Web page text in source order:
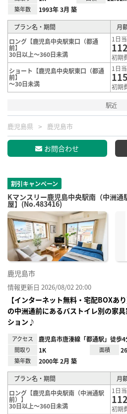
築年数 1993年 3月 築
プラン名・期間
月
ロング【鹿児島中央駅東口（都通
前】
30日以上～360日未満
1日
初期
ショート【鹿児島中央駅東口（都通
前】
～30日未満
1日
初期
駅近
鹿児島県 鹿児島市
お問合わせ
割引キャンペーン
Kマンスリー鹿児島中央駅南（中洲通
屋】(No.483416)
鹿児島市
情報更新日 2026/08/02 20:00
【インターネット無料・宅配BOXあ
の中洲通前にあるバストイレ別の家
ション♪
アクセス 鹿児島市唐湊線「都通駅」徒歩4
間取り 1K 面積
築年数 2000年 2月 築
プラン名・期間
月
ロング【鹿児島中央駅南（中洲通駅
前）】
30日以上～360日未満
1日
初期